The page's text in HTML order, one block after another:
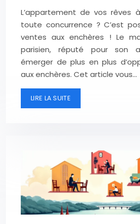
L’appartement de vos rêves
toute concurrence ? C’est
ventes aux enchères ! Le
parisien, réputé pour son
émerger de plus en plus
aux enchères. Cet article vous…
LIRE LA SUITE